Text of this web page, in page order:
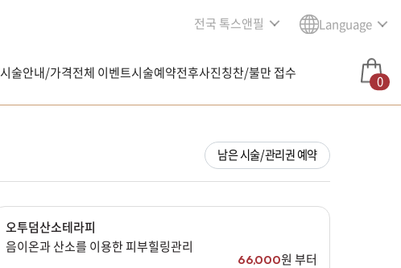
전국 톡스앤필 Language
시술안내/가격전체 이벤트시술예약전후사진칭찬/불만 접수 0
남은 시술/관리권 예약
오투덤산소테라피
음이온과 산소를 이용한 피부힐링관리
66,000원 부터